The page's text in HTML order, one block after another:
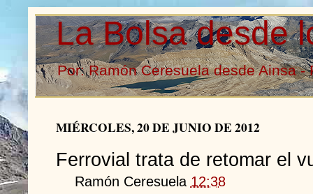
La Bolsa desde
Por: Ramón Ceresuela desde Ainsa -
MIÉRCOLES, 20 DE JUNIO DE 2012
Ferrovial trata de retomar el
Ramón Ceresuela 12:38